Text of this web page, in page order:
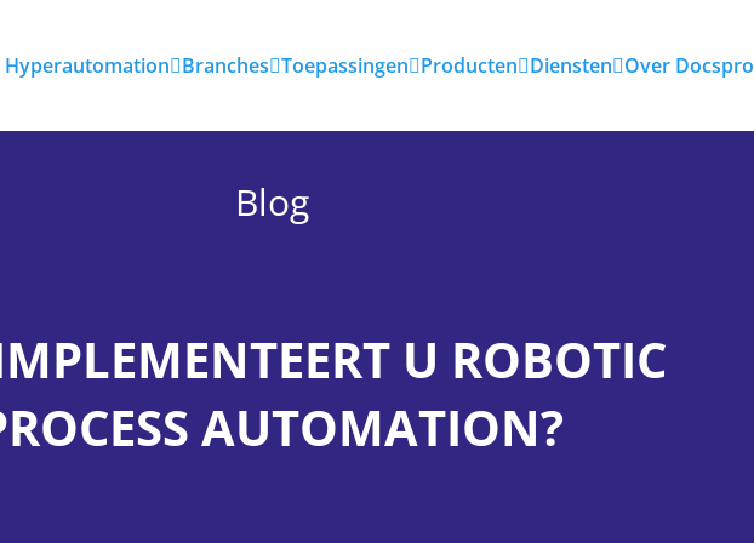
Hyperautomation Branches Toepassingen Producten Diensten Over Docspro
Blog
U ROBOTIC
AUTOMATION?